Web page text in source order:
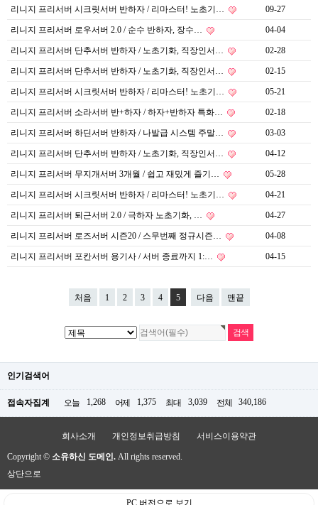
리니지 프리서버 시크릿서버 반하자 / 리마스터! 노초기… 09-27
리니지 프리서버 로우서버 2.0 / 순수 반하자, 장수… 04-04
리니지 프리서버 단추서버 반하자 / 노초기화, 직장인서… 02-28
리니지 프리서버 단추서버 반하자 / 노초기화, 직장인서… 02-15
리니지 프리서버 시크릿서버 반하자 / 리마스터! 노초기… 05-21
리니지 프리서버 소라서버 반+하자 / 하자+반하자 특화… 02-18
리니지 프리서버 하딘서버 반하자 / 나발급 시스템 주말… 03-03
리니지 프리서버 단추서버 반하자 / 노초기화, 직장인서… 04-12
리니지 프리서버 무지개서버 3개월 / 쉽고 재밌게 즐기… 05-28
리니지 프리서버 시크릿서버 반하자 / 리마스터! 노초기… 04-21
리니지 프리서버 퇴근서버 2.0 / 극하자 노초기화, … 04-27
리니지 프리서버 로즈서버 시즌20 / 스무번째 정규시즌… 04-08
리니지 프리서버 포칸서버 용기사 / 서버 종료까지 1:… 04-15
처음 1 2 3 4 5 다음 맨끝
인기검색어
접속자집계 오늘 1,268 어제 1,375 최대 3,039 전체 340,186
회사소개 개인정보취급방침 서비스이용약관
Copyright © 소유하신 도메인. All rights reserved.
상단으로